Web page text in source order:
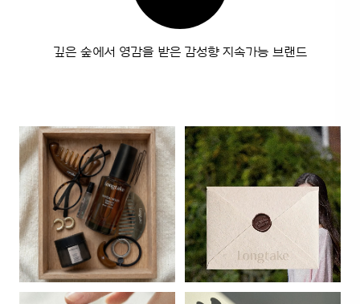
깊은 숲에서 영감을 받은 감성향 지속가능 브랜드